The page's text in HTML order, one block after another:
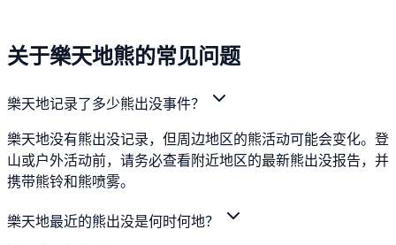
关于樂天地熊的常见问题
樂天地记录了多少熊出没事件？
樂天地没有熊出没记录，但周边地区的熊活动可能会变化。登
山或户外活动前，请务必查看附近地区的最新熊出没报告，并
携带熊铃和熊喷雾。
樂天地最近的熊出没是何时何地？